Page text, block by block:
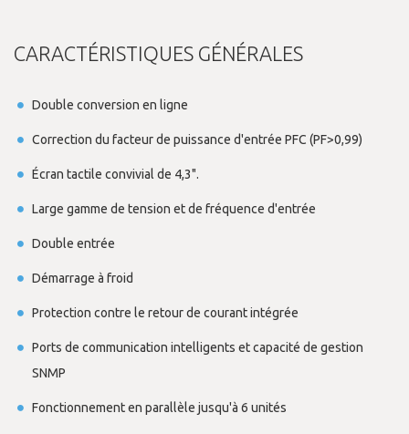
CARACTÉRISTIQUES GÉNÉRALES
Double conversion en ligne
Correction du facteur de puissance d'entrée PFC (PF>0,99)
Écran tactile convivial de 4,3".
Large gamme de tension et de fréquence d'entrée
Double entrée
Démarrage à froid
Protection contre le retour de courant intégrée
Ports de communication intelligents et capacité de gestion
SNMP
Fonctionnement en parallèle jusqu'à 6 unités